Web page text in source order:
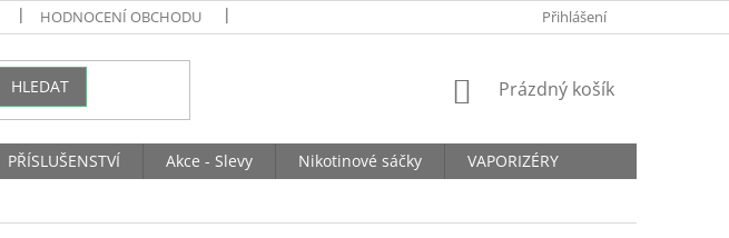
HODNOCENÍ OBCHODU Přihlášení
HLEDAT
NÁKUPNÍ
Prázdný košík
PŘÍSLUŠENSTVÍ Akce - Slevy Nikotinové sáčky
VAPORIZÉRY